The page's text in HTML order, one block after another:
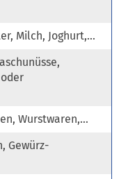
Milch, Joghurt,…
Wurstwaren,…
Gewürz-